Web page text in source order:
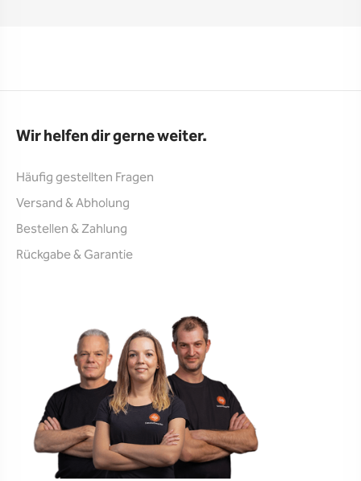
Wir helfen dir gerne weiter.
Häufig gestellten Fragen
Versand & Abholung
Bestellen & Zahlung
Rückgabe & Garantie